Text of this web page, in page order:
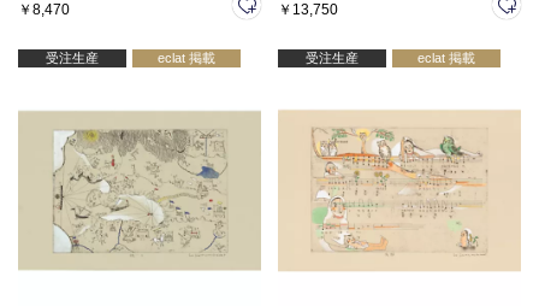
￥8,470 ￥13,750
受注生産 eclat 掲載 受注生産 eclat 掲載